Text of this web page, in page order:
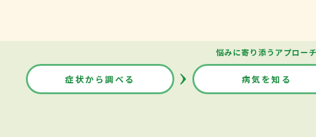
悩みに寄り添うアプローチ
症状から調べる 病気を知る